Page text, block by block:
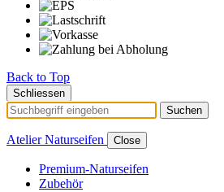
Back to Top
Schliessen
Suchen
Atelier Naturseifen Close
Premium-Naturseifen
Zubehör